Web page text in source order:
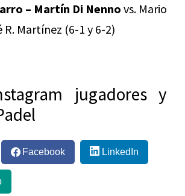
– Martín Di Nenno vs. Mario
R. Martínez (6-1 y 6-2)
jugadores y
Facebook LinkedIn